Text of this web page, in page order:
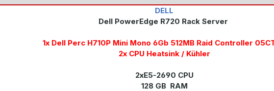
DELL
Dell PowerEdge R720 Rack Server
1x Dell Perc H710P Mini Mono 6Gb 512MB Raid Controller
2x CPU Heatsink / Kühler
2xE5-2690 CPU
128 GB RAM